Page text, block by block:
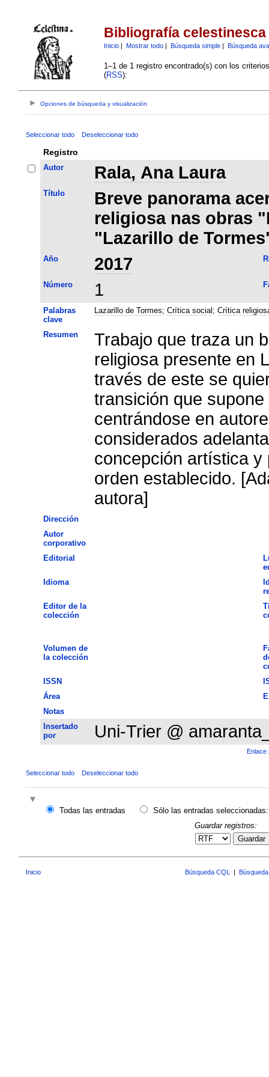
Bibliografía celestinesca
Inicio| Mostrar todo| Búsqueda simple| Búsqueda
1–1 de 1 registro encontrado(s) con los
(RSS):
Opciones de búsqueda y visualización
Seleccionar todo Deseleccionar todo
Registro
Autor Rala, Ana Laura
Título
Breve panorama
religiosa nas obras
"Lazarillo de
Año 2017
Número 1
Palabras
clave
Lazarillo de Tormes; Crítica social ; Crítica
Resumen
Trabajo que traza un
religiosa presente en
través de este se
transición que
centrándose en
considerados
concepción artística y
orden establecido.
autora]
Dirección
Autor
corporativo
Editorial
Idioma
Editor de la
colección
Volumen de
la colección
ISSN
Área
Notas
Insertado
por
Uni-Trier @
Enlace
Seleccionar todo Deseleccionar todo
Todas las entradas
Sólo las entradas seleccionadas:
Guardar registros:
Guardar
Inicio Búsqueda CQL